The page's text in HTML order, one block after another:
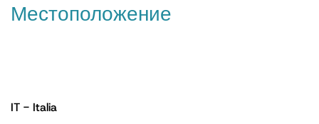
Местоположение
IT - Italia